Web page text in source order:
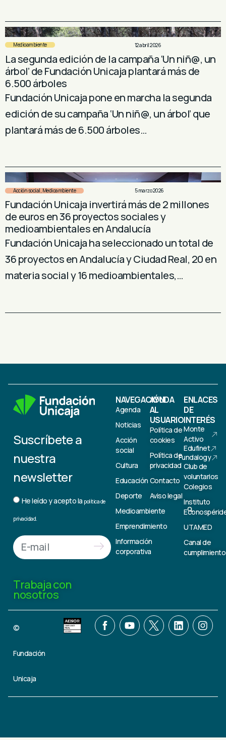
Medioambiente 12 abril 2026
La segunda edición de la campaña ‘Un niñ@, un
árbol’ de Fundación Unicaja plantará más de
6.500 árboles
Fundación Unicaja pone en marcha la segunda
edición de su campaña ‘Un niñ@, un árbol’ que
plantará más de 6.500 árboles…
Acción social,Medioambiente 5 marzo 2026
Fundación Unicaja invertirá más de 2 millones
de euros en 36 proyectos sociales y
medioambientales en Andalucía
Fundación Unicaja ha seleccionado un total de
36 proyectos en Andalucía y Ciudad Real, 20 en
materia social y 16 medioambientales,…
Suscríbete a
nuestra
newsletter
He leído y acepto la política de
privacidad.
Trabaja con
nosotros
NAVEGACIÓN
Agenda
Noticias
Acción
social
Cultura
Educación
Deporte
Medioambiente
Emprendimiento
Información
corporativa
AYUDA
AL
USUARIO
Política de
cookies
Política de
privacidad
Contacto
Aviso legal
ENLACES
DE
INTERÉS
Monte
Activo
Edufinet
Fundalogy
Club de
voluntarios
Colegios
Instituto
UTAMED
Canal de
cumplimiento
©
Fundación
Unicaja